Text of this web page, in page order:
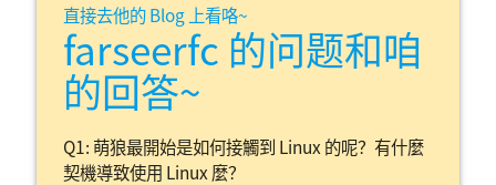
直接去他的 Blog 上看咯~
farseerfc 的问题和咱
的回答~
Q1: 萌狼最開始是如何接觸到 Linux 的呢？有什麼
契機導致使用 Linux 麼？